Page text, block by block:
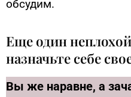
обсудим.
Еще один
назначьте себе
Вы же наравне, а